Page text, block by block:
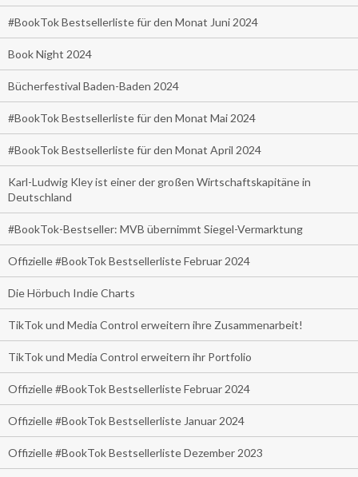
#BookTok Bestsellerliste für den Monat Juni 2024
Book Night 2024
Bücherfestival Baden-Baden 2024
#BookTok Bestsellerliste für den Monat Mai 2024
#BookTok Bestsellerliste für den Monat April 2024
Karl-Ludwig Kley ist einer der großen Wirtschaftskapitäne in
Deutschland
#BookTok-Bestseller: MVB übernimmt Siegel-Vermarktung
Offizielle #BookTok Bestsellerliste Februar 2024
Die Hörbuch Indie Charts
TikTok und Media Control erweitern ihre Zusammenarbeit!
TikTok und Media Control erweitern ihr Portfolio
Offizielle #BookTok Bestsellerliste Februar 2024
Offizielle #BookTok Bestsellerliste Januar 2024
Offizielle #BookTok Bestsellerliste Dezember 2023